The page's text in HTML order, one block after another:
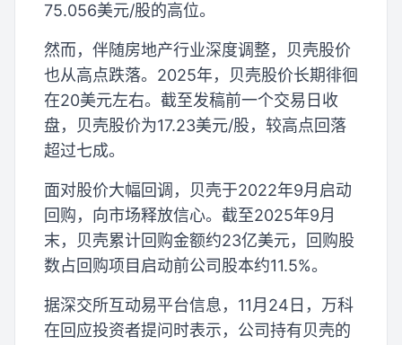
75.056美元/股的高位。
然而，伴随房地产行业深度调整，贝壳股价
也从高点跌落。2025年，贝壳股价长期徘徊
在20美元左右。截至发稿前一个交易日收
盘，贝壳股价为17.23美元/股，较高点回落
超过七成。
面对股价大幅回调，贝壳于2022年9月启动
回购，向市场释放信心。截至2025年9月
末，贝壳累计回购金额约23亿美元，回购股
数占回购项目启动前公司股本约11.5%。
据深交所互动易平台信息，11月24日，万科
在回应投资者提问时表示，公司持有贝壳的